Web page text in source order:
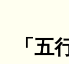
「五